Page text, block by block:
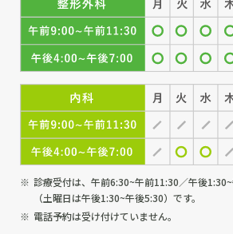
診療受付は、午前6:30~午前11:30／午後
（土曜日は午後1:30~午後5:30）です。
電話予約は受け付けていません。